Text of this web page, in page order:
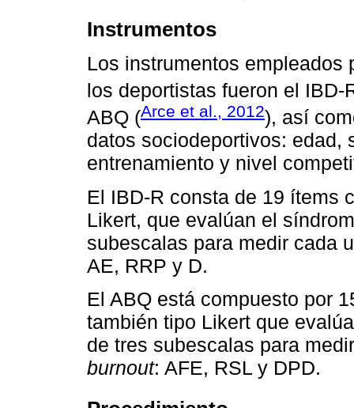
Instrumentos
Los instrumentos empleados
los deportistas fueron el IBD-
ABQ (Arce et al., 2012), así
datos sociodeportivos: edad,
entrenamiento y nivel
El IBD-R consta de 19 ítems
Likert, que evalúan el
subescalas para medir cada
AE, RRP y D.
El ABQ está compuesto por
también tipo Likert que
de tres subescalas para
burnout: AFE, RSL y DPD.